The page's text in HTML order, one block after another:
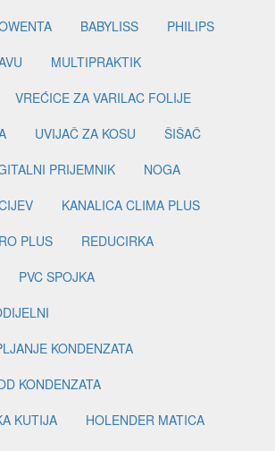
BABYLISS
PHILIPS
MULTIPRAKTIK
VREĆICE ZA VARILAC FOLIJE
UVIJAČ ZA KOSU
ŠIŠAČ
PRIJEMNIK
NOGA
KANALICA CLIMA PLUS
PLUS
REDUCIRKA
PVC SPOJKA
KONDENZATA
KONDENZATA
KUTIJA
HOLENDER MATICA